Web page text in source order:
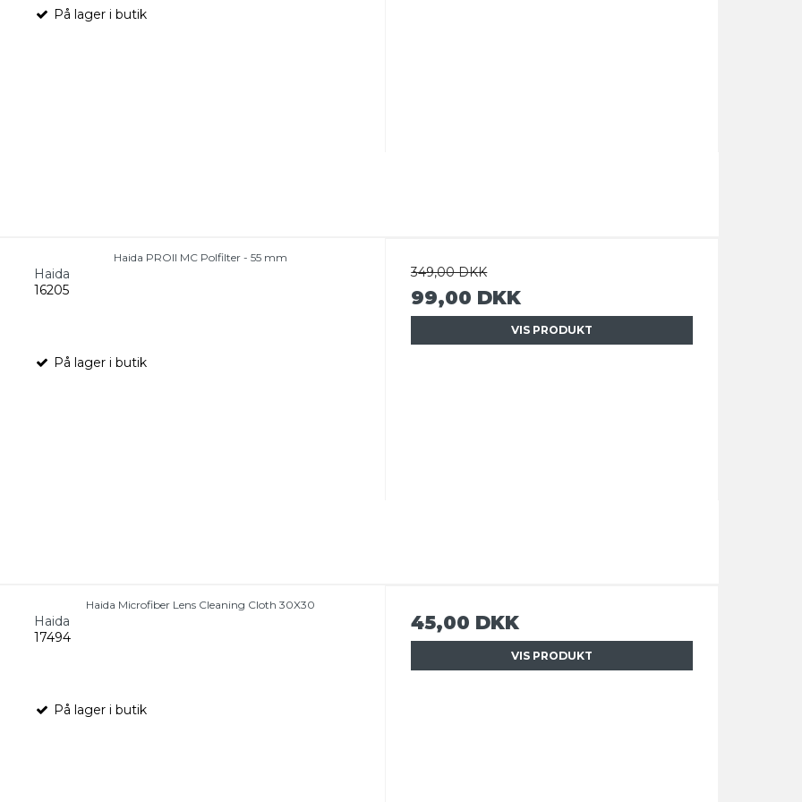
På lager i butik
Haida PROII MC Polfilter - 55 mm
Haida
16205
På lager i butik
349,00 DKK
99,00 DKK
VIS PRODUKT
Haida Microfiber Lens Cleaning Cloth 30X30
Haida
17494
På lager i butik
45,00 DKK
VIS PRODUKT